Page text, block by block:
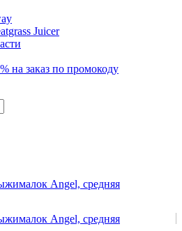
Juicer
на заказ по промокоду